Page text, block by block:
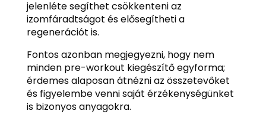
jelenléte segíthet csökkenteni az
izomfáradtságot és elősegítheti a
regenerációt is.
Fontos azonban megjegyezni, hogy nem
minden pre-workout kiegészítő egyforma;
érdemes alaposan átnézni az összetevőket
és figyelembe venni saját érzékenységünket
is bizonyos anyagokra.